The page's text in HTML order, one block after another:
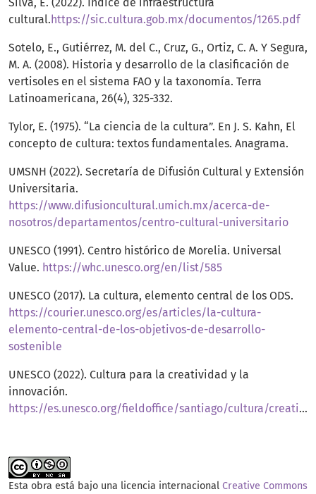
Silva, E. (2022). Índice de infraestructura
cultural. https://sic.cultura.gob.mx/documentos/1265.pdf
Sotelo, E., Gutiérrez, M. del C., Cruz, G., Ortiz, C. A. Y Segura,
M. A. (2008). Historia y desarrollo de la clasificación de
vertisoles en el sistema FAO y la taxonomía. Terra
Latinoamericana, 26(4), 325-332.
Tylor, E. (1975). “La ciencia de la cultura”. En J. S. Kahn, El
concepto de cultura: textos fundamentales. Anagrama.
UMSNH (2022). Secretaría de Difusión Cultural y Extensión
Universitaria.
https://www.difusioncultural.umich.mx/acerca-de-
nosotros/departamentos/centro-cultural-universitario
UNESCO (1991). Centro histórico de Morelia. Universal
Value. https://whc.unesco.org/en/list/585
UNESCO (2017). La cultura, elemento central de los ODS.
https://courier.unesco.org/es/articles/la-cultura-
elemento-central-de-los-objetivos-de-desarrollo-
sostenible
UNESCO (2022). Cultura para la creatividad y la
innovación.
https://es.unesco.org/fieldoffice/santiago/cultura/creatividad
Esta obra está bajo una licencia internacional Creative Commons